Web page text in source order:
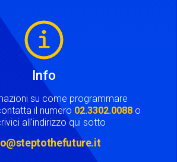
Info
su come programmare
il numero 02.3302.0088 o
all'indirizzo qui sotto